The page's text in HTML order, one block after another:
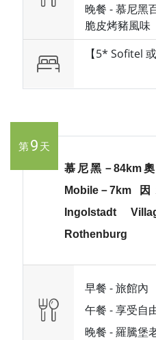
晚餐 -慕尼黑
脆皮烤豬風味
【5* Sofitel
第9 天
慕尼黑－84km
Mobile－7km
Ingolstadt
Rothenburg
早餐 -旅館內
午餐 -享受自
晚餐 -羅騰堡